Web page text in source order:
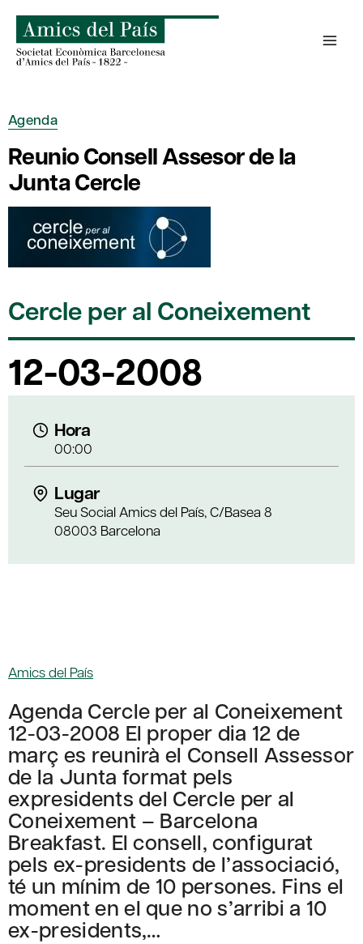
content
Agenda
Reunio Consell Assesor de la
Junta Cercle
Cercle per al Coneixement
12-03-2008
Hora
00:00
Lugar
Seu Social Amics del País, C/Basea 8
08003 Barcelona
Amics del País
Agenda Cercle per al Coneixement
12-03-2008 El proper dia 12 de
març es reunirà el Consell Assessor
de la Junta format pels
expresidents del Cercle per al
Coneixement – Barcelona
Breakfast. El consell, configurat
pels ex-presidents de l’associació,
té un mínim de 10 persones. Fins el
moment en el que no s’arribi a 10
ex-presidents,…